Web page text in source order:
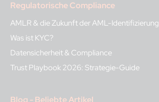
Regulatorische Compliance
AMLR & die Zukunft der AML-Identifizierung
Was ist KYC?
Datensicherheit & Compliance
Trust Playbook 2026: Strategie-Guide
Blog - Beliebte Artikel